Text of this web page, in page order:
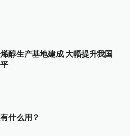
醇生产基地建成 大幅提升我国
什么用？